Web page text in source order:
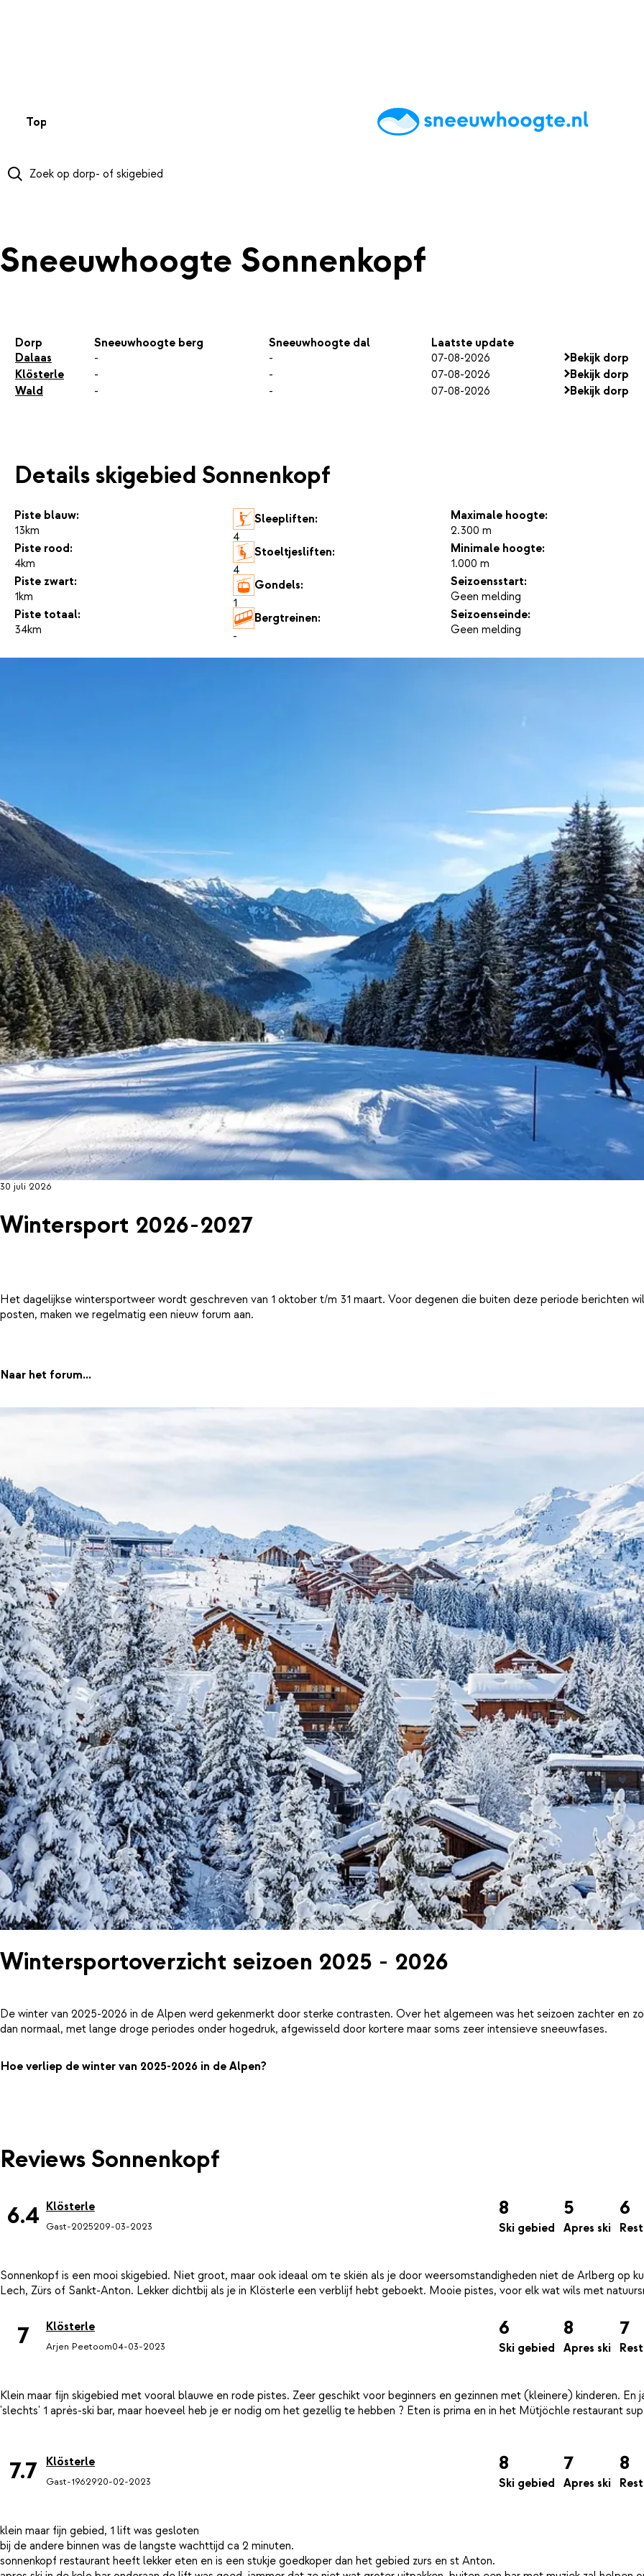
Top 50 AccommodatiesTipsReviewsLive updatesApp
Sneeuwhoogte Sonnenkopf
Dorp Sneeuwhoogte berg Sneeuwhoogte dal
Laatste update
Dalaas
- - 07-08-2026
Bekijk dorp
Klösterle
- - 07-08-2026
Bekijk dorp
Wald
- - 07-08-2026 Bekijk dorp
Details skigebied Sonnenkopf
Piste blauw:
13km
Piste rood:
4km
Piste zwart:
1km
Piste totaal:
34km
Sleepliften:
4
Stoeltjesliften:
4
Gondels:
1
Bergtreinen:
-
Maximale hoogte:
2.300 m
Minimale hoogte:
1.000 m
Seizoensstart:
Geen melding
Seizoenseinde:
Geen melding
30 juli 2026
Wintersport 2026-2027
Het dagelijkse wintersportweer wordt geschreven van 1 oktober t/m 31 maart. Voor degenen die buiten deze periode berichten
posten, maken we regelmatig een nieuw forum aan.
Naar het forum...
Wintersportoverzicht seizoen 2025 - 2026
De winter van 2025-2026 in de Alpen werd gekenmerkt door sterke contrasten. Over het algemeen was het seizoen zachter en
dan normaal, met lange droge periodes onder hogedruk, afgewisseld door kortere maar soms zeer intensieve sneeuwfases.
Hoe verliep de winter van 2025-2026 in de Alpen?
Reviews Sonnenkopf
6.4 Klösterle
Gast-2025209-03-2023
8
Ski gebied
5
Apres ski
6
Sonnenkopf is een mooi skigebied. Niet groot, maar ook ideaal om te skiën als je door weersomstandigheden niet de Arlberg op
7 Klösterle
Arjen Peetoom04-03-2023
6
Ski gebied
8
Apres ski
7
Klein maar fijn skigebied met vooral blauwe en rode pistes. Zeer geschikt voor beginners en gezinnen met (kleinere) kinderen. En
'slechts' 1 après-ski bar, maar hoeveel heb je er nodig om het gezellig te hebben ? Eten is prima en in het Mütjöchle restaurant
7.7 Klösterle
Gast-1962920-02-2023
8
Ski gebied
7
Apres ski
8
klein maar fijn gebied, 1 lift was gesloten
bij de andere binnen was de langste wachttijd ca 2 minuten.
sonnenkopf restaurant heeft lekker eten en is een stukje goedkoper dan het gebied zurs en st Anton.